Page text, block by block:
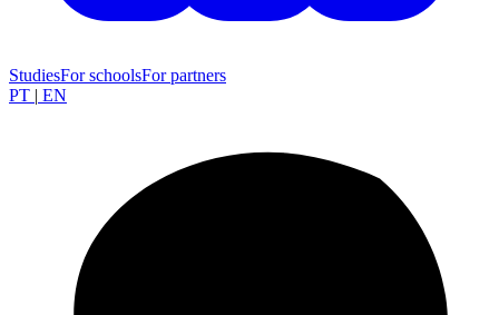
StudiesFor schoolsFor partners
PT | EN